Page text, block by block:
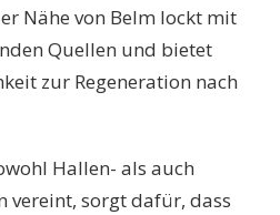
Nähe von Belm lockt mit
Quellen und bietet
zur Regeneration nach
Hallen- als auch
vereint, sorgt dafür, dass